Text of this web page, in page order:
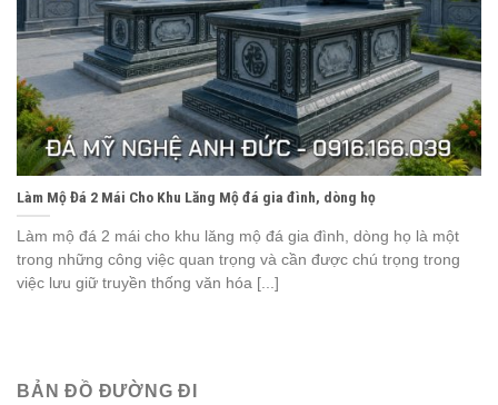
Làm Mộ Đá 2 Mái Cho Khu Lăng Mộ đá gia đình, dòng họ
Làm mộ đá 2 mái cho khu lăng mộ đá gia đình, dòng họ là một
trong những công việc quan trọng và cần được chú trọng trong
việc lưu giữ truyền thống văn hóa [...]
BẢN ĐỒ ĐƯỜNG ĐI